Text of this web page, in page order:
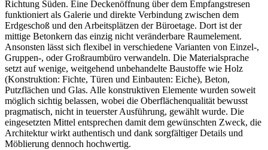
Richtung Süden. Eine Deckenöffnung über dem Empfangstresen
funktioniert als Galerie und direkte Verbindung zwischen dem
Erdgeschoß und den Arbeitsplätzen der Büroetage. Dort ist der
mittige Betonkern das einzig nicht veränderbare Raumelement.
Ansonsten lässt sich flexibel in verschiedene Varianten von Einzel-,
Gruppen-, oder Großraumbüro verwandeln. Die Materialsprache
setzt auf wenige, weitgehend unbehandelte Baustoffe wie Holz
(Konstruktion: Fichte, Türen und Einbauten: Eiche), Beton,
Putzflächen und Glas. Alle konstruktiven Elemente wurden soweit
möglich sichtig belassen, wobei die Oberflächenqualität bewusst
pragmatisch, nicht in teuerster Ausführung, gewählt wurde. Die
eingesetzten Mittel entsprechen damit dem gewünschten Zweck, die
Architektur wirkt authentisch und dank sorgfältiger Details und
Möblierung dennoch hochwertig.